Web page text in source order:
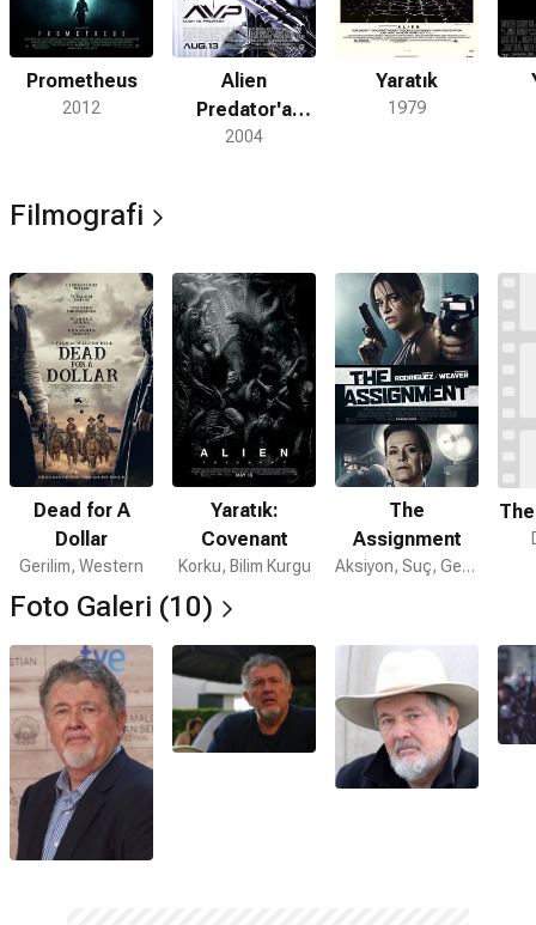
Prometheus
2012
Alien
Predator'a
Karşı
2004
Yaratık
1979
Filmografi
Dead for A
Dollar
Gerilim, Western
Yaratık:
Covenant
Korku, Bilim Kurgu
The
Assignment
Aksiyon, Suç, Gerilim
Foto Galeri (10)